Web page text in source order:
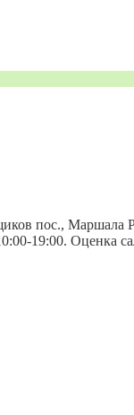
пос., Маршала
19:00. Оценка